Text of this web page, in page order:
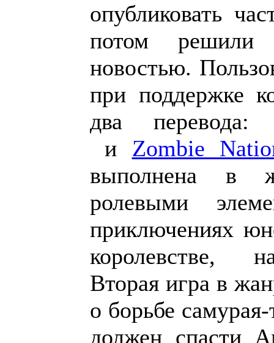
опубликовать
потом
новостью.
при поддержке
два
и Zombie
выполнена в
ролевыми
приключениях
королевстве,
Вторая игра в
о борьбе
должен спасти